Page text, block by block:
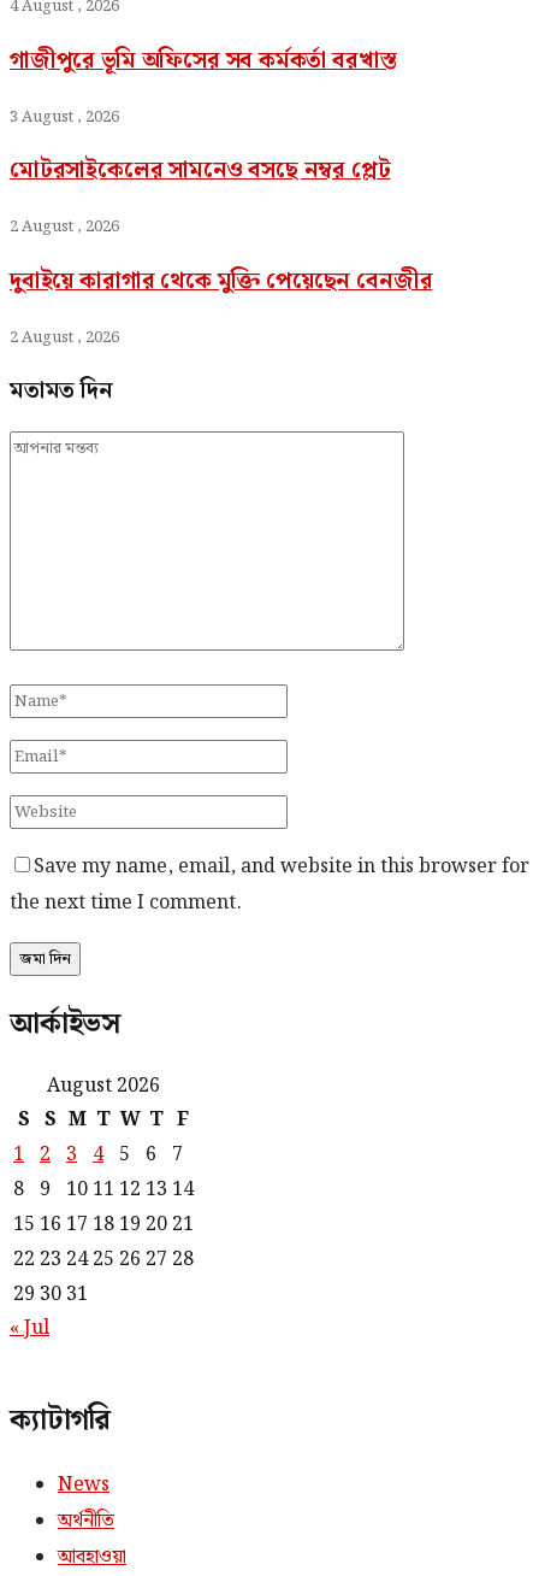
4 August , 2026
গাজীপুরে ভূমি অফিসের সব কর্মকর্তা বরখাস্ত
3 August , 2026
মোটরসাইকেলের সামনেও বসছে নম্বর প্লেট
2 August , 2026
দুবাইয়ে কারাগার থেকে মুক্তি পেয়েছেন বেনজীর
2 August , 2026
মতামত দিন
Save my name, email, and website in this browser for
the next time I comment.
আর্কাইভস
August 2026
S S M T W T F
1 2 3 4 5 6 7
8 9 10 11 12 13 14
15 16 17 18 19 20 21
22 23 24 25 26 27 28
29 30 31
« Jul
ক্যাটাগরি
News
অর্থনীতি
আবহাওয়া